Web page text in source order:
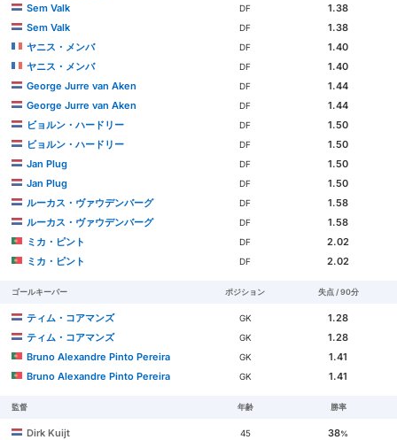
Sem Valk
DF
1.38
Sem Valk
DF
1.38
ヤニス・メンバ
DF
1.40
ヤニス・メンバ
DF
1.40
George Jurre van Aken
DF
1.44
George Jurre van Aken
DF
1.44
ビョルン・ハードリー
DF
1.50
ビョルン・ハードリー
DF
1.50
Jan Plug
DF
1.50
Jan Plug
DF
1.50
ルーカス・ヴァウデンバーグ
DF
1.58
ルーカス・ヴァウデンバーグ
DF
1.58
ミカ・ピント
DF
2.02
ミカ・ピント
DF 2.02
ゴールキーパー ポジション 失点 / 90分
ティム・コアマンズ GK
1.28
ティム・コアマンズ
GK
1.28
Bruno Alexandre Pinto Pereira
GK
1.41
Bruno Alexandre Pinto Pereira
GK 1.41
監督 年齢 勝率
Dirk Kuijt 45 38%